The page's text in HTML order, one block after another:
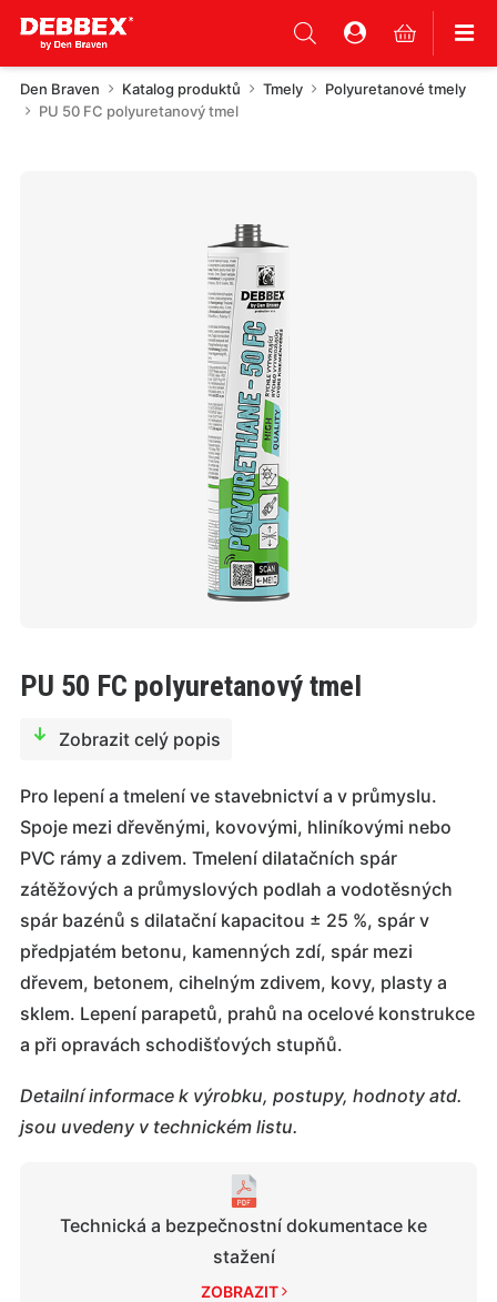
Den Braven Katalog produktů Tmely
Polyuretanové tmely
PU 50 FC polyuretanový tmel
PU 50 FC polyuretanový tmel
Zobrazit celý popis
Pro lepení a tmelení ve stavebnictví a v průmyslu.
Spoje mezi dřevěnými, kovovými, hliníkovými nebo
PVC rámy a zdivem. Tmelení dilatačních spár
zátěžových a průmyslových podlah a vodotěsných
spár bazénů s dilatační kapacitou ± 25 %, spár v
předpjatém betonu, kamenných zdí, spár mezi
dřevem, betonem, cihelným zdivem, kovy, plasty a
sklem. Lepení parapetů, prahů na ocelové konstrukce
a při opravách schodišťových stupňů.
Detailní informace k výrobku, postupy, hodnoty atd.
jsou uvedeny v technickém listu.
Technická a bezpečnostní dokumentace ke
stažení
ZOBRAZIT